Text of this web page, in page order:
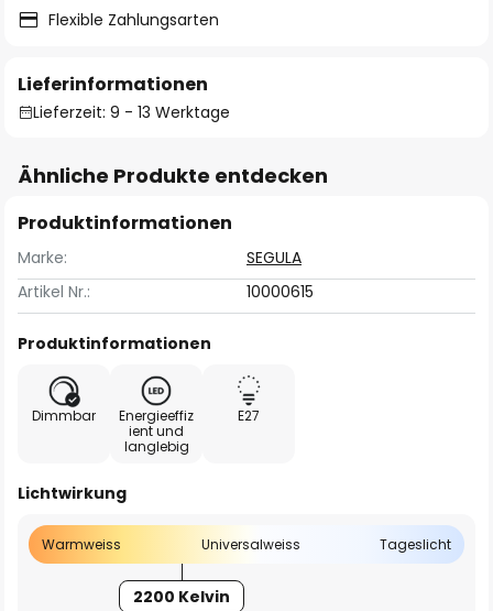
Flexible Zahlungsarten
Lieferinformationen
Lieferzeit: 9 - 13 Werktage
Ähnliche Produkte entdecken
Produktinformationen
Marke:
SEGULA
Artikel Nr.:
10000615
Produktinformationen
Dimmbar
Energieeffiz
ient und
langlebig
E27
Lichtwirkung
Warmweiss Universalweiss Tageslicht
2200 Kelvin